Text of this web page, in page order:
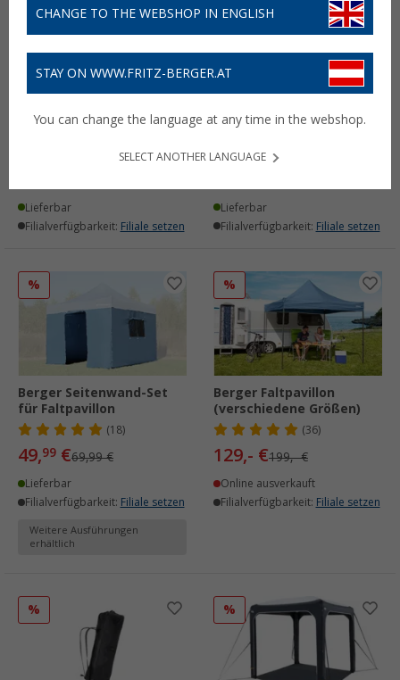
%
Berger Strandmuschel
(24)
Lieferbar
Filialverfügbarkeit: Filiale setzen
%
Berger Pop Up 2
Lieferbar
Filialverfügbarkeit: Filiale setzen
%
Berger Seitenwand-Set
für Faltpavillon
(18)
49,99 €69,99 €
Lieferbar
Filialverfügbarkeit: Filiale setzen
Weitere Ausführungen
erhältlich
%
Berger Faltpavillon
(verschiedene Größen)
(36)
129,- €199,- €
Online ausverkauft
Filialverfügbarkeit: Filiale setzen
% %
CHANGE TO THE WEBSHOP IN ENGLISH
STAY ON WWW.FRITZ-BERGER.AT
You can change the language at any time in the webshop.
SELECT ANOTHER LANGUAGE